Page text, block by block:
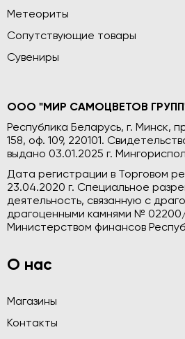
Метеориты
Сопутствующие товары
Сувениры
ООО "МИР САМОЦВЕТОВ
Республика Беларусь, г. Минск,
158, оф. 109, 220101.
выдано 03.01.2025 г.
Дата регистрации в Торговом
23.04.2020 г. Специальное
деятельность, связанную с
драгоценными камнями № 02200/
Министерством финансов
О нас
Магазины
Контакты